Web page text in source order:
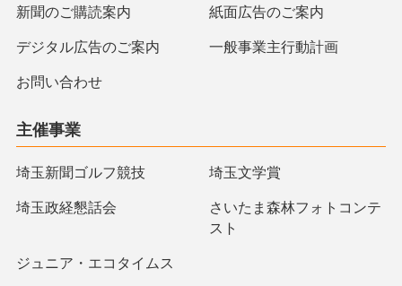
新聞のご購読案内 紙面広告のご案内
デジタル広告のご案内 一般事業主行動計画
お問い合わせ
主催事業
埼玉新聞ゴルフ競技 埼玉文学賞
埼玉政経懇話会
さいたま森林フォトコンテ
スト
ジュニア・エコタイムス